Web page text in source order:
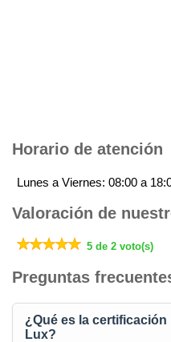
Horario de atención
Lunes a Viernes: 08:00 a
Valoración de
5 de 2 voto(s)
Preguntas
¿Qué es la certificación
Lux?